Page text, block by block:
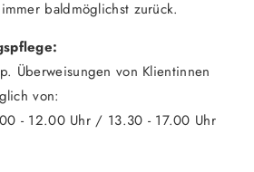
baldmöglichst zurück.
Überweisungen von Klientinnen
von:
- 12.00 Uhr / 13.30 - 17.00 Uhr